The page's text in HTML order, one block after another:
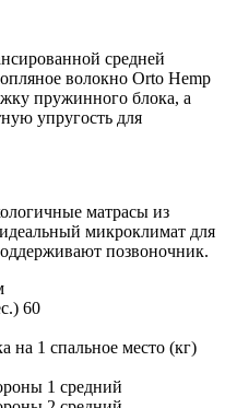
средней
волокно Orto Hemp
пружинного блока, а
упругость для
матрасы из
микроклимат для
позвоночник.
60
на 1 спальное место (кг)
1 средний